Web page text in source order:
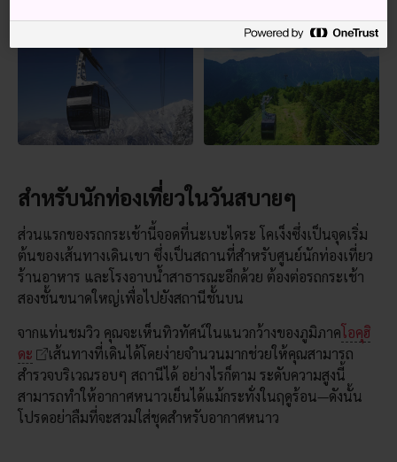
สำหรับนักท่องเที่ยวในวันสบายๆ
ส่วนแรกของรถกระเช้านี้จอดที่นะเบะไดระ โคเง็งซึ่งเป็นจุดเริ่ม
ต้นของเส้นทางเดินเขา ซึ่งเป็นสถานที่สำหรับศูนย์นักท่องเที่ยว
ร้านอาหาร และโรงอาบน้ำสาธารณะอีกด้วย ต้องต่อรถกระเช้า
สองชั้นขนาดใหญ่เพื่อไปยังสถานีชั้นบน
จากแท่นชมวิว คุณจะเห็นทิวทัศน์ในแนวกว้างของภูมิภาคโอคุฮิ
ดะ
เส้นทางที่เดินได้โดยง่ายจำนวนมากช่วยให้คุณสามารถ
สำรวจบริเวณรอบๆ สถานีได้ อย่างไรก็ตาม ระดับความสูงนี้
สามารถทำให้อากาศหนาวเย็นได้แม้กระทั่งในฤดูร้อน—ดังนั้น
โปรดอย่าลืมที่จะสวมใส่ชุดสำหรับอากาศหนาว